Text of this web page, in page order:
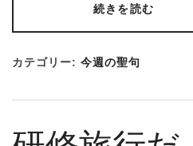
続きを読む
カテゴリー: 今週の聖句